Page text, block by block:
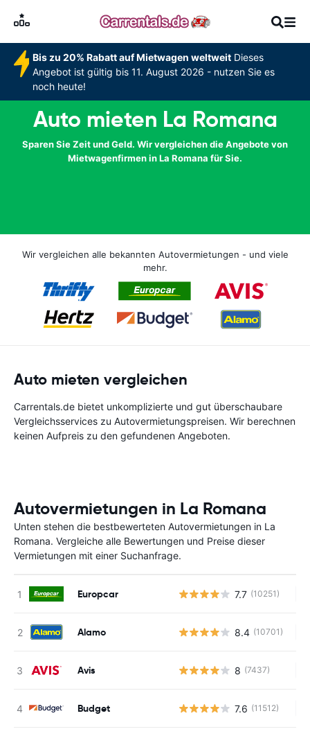
Bis zu 20% Rabatt auf Mietwagen weltweitDieses
Angebot ist gültig bis 11. August 2026 - nutzen Sie es
noch heute!
Auto mieten La Romana
Sparen Sie Zeit und Geld. Wir vergleichen die Angebote von
Mietwagenfirmen in La Romana für Sie.
Wir vergleichen alle bekannten Autovermietungen - und viele
mehr.
Auto mieten vergleichen
Carrentals.de bietet unkomplizierte und gut überschaubare
Vergleichsservices zu Autovermietungspreisen. Wir berechnen
keinen Aufpreis zu den gefundenen Angeboten.
Autovermietungen in La Romana
Unten stehen die bestbewerteten Autovermietungen in La
Romana. Vergleiche alle Bewertungen und Preise dieser
Vermietungen mit einer Suchanfrage.
Europcar 7.7 (10251)
Alamo 8.4 (10701)
Avis 8 (7437)
Budget 7.6 (11512)